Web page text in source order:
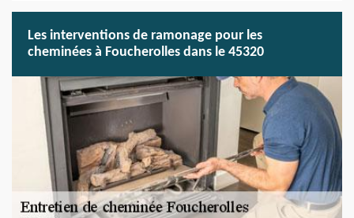
Les interventions de ramonage pour les
cheminées à Foucherolles dans le 45320